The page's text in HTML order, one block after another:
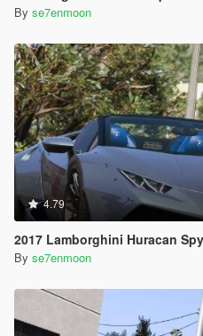
By se7enmoon
4.79
2017 Lamborghini Huracan
By se7enmoon